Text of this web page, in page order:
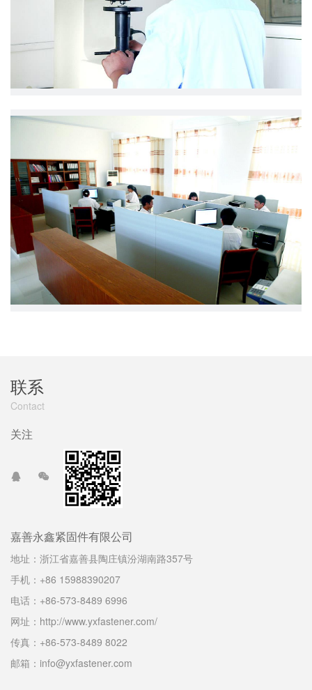
联系
Contact
关注
嘉善永鑫紧固件有限公司
地址：浙江省嘉善县陶庄镇汾湖南路357号
手机：+86 15988390207
电话：+86-573-8489 6996
网址：http://www.yxfastener.com/
传真：+86-573-8489 8022
邮箱：info@yxfastener.com